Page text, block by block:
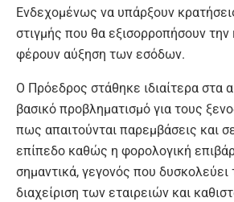
Ενδεχομένως να υπάρξουν
στιγμής που θα εξισορροπήσουν την
φέρουν αύξηση των εσόδων.
Ο Πρόεδρος στάθηκε ιδιαίτερα στα
βασικό προβληματισμό για τους
πως απαιτούνται παρεμβάσεις και
επίπεδο καθώς η φορολογική
σημαντικά, γεγονός που δυσκολεύει
διαχείριση των εταιρειών και